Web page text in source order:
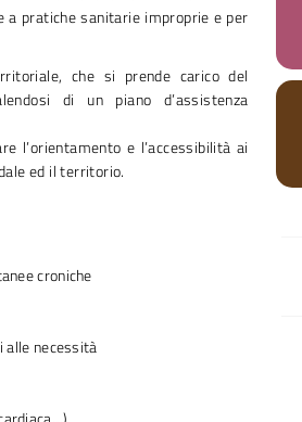
pratiche sanitarie improprie e per
che si prende carico del
di un piano d’assistenza
l’orientamento e l’accessibilità ai
ed il territorio.
croniche
alle necessità